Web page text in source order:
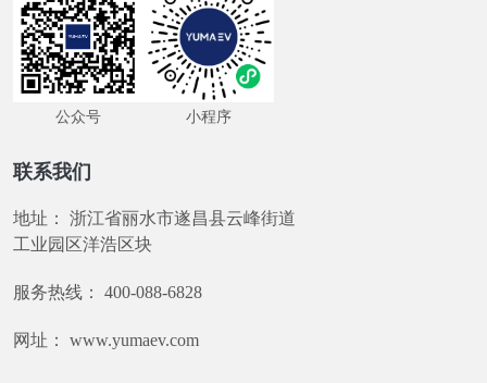
公众号 小程序
联系我们
地址：
浙江省丽水市遂昌县云峰街道
工业园区洋浩区块
服务热线： 400-088-6828
网址： www.yumaev.com